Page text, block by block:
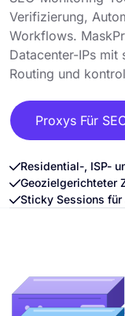
Verifizierung,
Workflows.
Datacenter-IPs mit
Routing und
Proxys Für
Residential-, ISP-
Geozielgerichteter
Sticky Sessions